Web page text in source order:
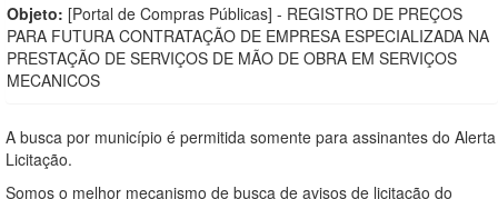
Objeto: [Portal de Compras Públicas] - REGISTRO DE PREÇOS
PARA FUTURA CONTRATAÇÃO DE EMPRESA ESPECIALIZADA NA
PRESTAÇÃO DE SERVIÇOS DE MÃO DE OBRA EM SERVIÇOS
MECANICOS
A busca por município é permitida somente para assinantes do Alerta
Licitação.
Somos o melhor mecanismo de busca de avisos de licitação do